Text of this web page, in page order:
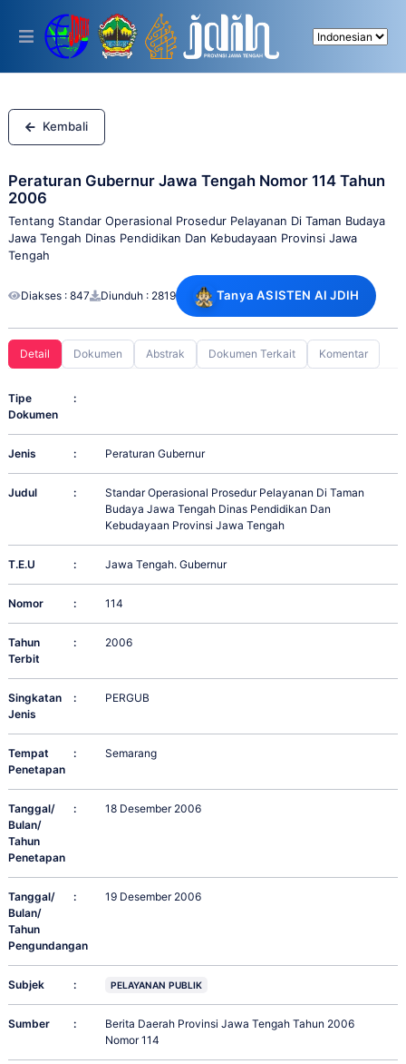
This
includes
accessibility
system.
Kembali
Peraturan Gubernur Jawa Tengah Nomor 114 Tahun
2006
Tentang Standar Operasional Prosedur Pelayanan Di Taman Budaya
Jawa Tengah Dinas Pendidikan Dan Kebudayaan Provinsi Jawa
Tengah
Diakses : 847 Diunduh : 2819 Tanya ASISTEN AI JDIH
Detail Dokumen Abstrak Dokumen Terkait Komentar
Tipe
Dokumen
:
Jenis : Peraturan Gubernur
Judul :
Standar Operasional Prosedur Pelayanan Di Taman
Budaya Jawa Tengah Dinas Pendidikan Dan
Kebudayaan Provinsi Jawa Tengah
T.E.U : Jawa Tengah. Gubernur
Nomor : 114
Tahun
Terbit
: 2006
Singkatan
Jenis
: PERGUB
Tempat
Penetapan
: Semarang
Tanggal/
Bulan/
Tahun
Penetapan
: 18 Desember 2006
Tanggal/
Bulan/
Tahun
Pengundangan
: 19 Desember 2006
Subjek : PELAYANAN PUBLIK
Sumber :
Berita Daerah Provinsi Jawa Tengah Tahun 2006
Nomor 114